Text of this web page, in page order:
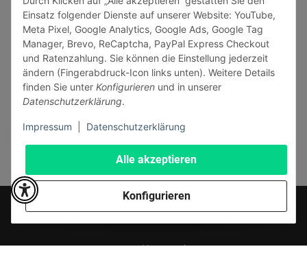
Alle akzeptieren
Konfigurieren
Einsatz folgender Dienste auf unserer Website: YouTube,
Meta Pixel, Google Analytics, Google Ads, Google Tag
Manager, Brevo, ReCaptcha, PayPal Express Checkout
und Ratenzahlung. Sie können die Einstellung jederzeit
ändern (Fingerabdruck-Icon links unten). Weitere Details
finden Sie unter Konfigurieren und in unserer
Datenschutzerklärung.
Impressum Datenschutzerklärung
Vertrag widerrufen
Sicher bezahlen via:
* Alle Preise inkl. gesetzlicher USt., zzgl.
Powered byJTL-Shop